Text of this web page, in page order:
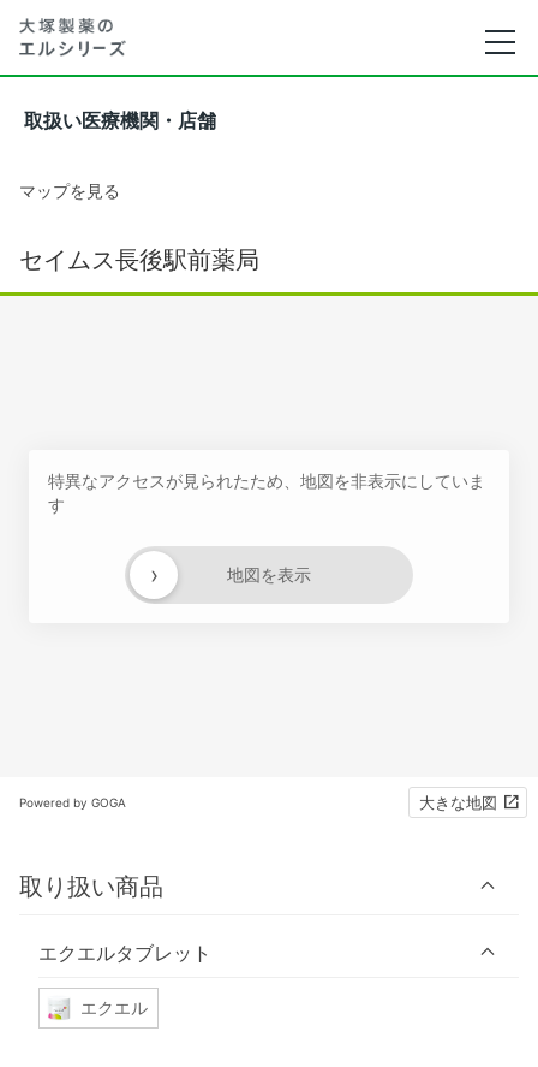
取扱い医療機関・店舗
マップを見る
セイムス長後駅前薬局
特異なアクセスが見られたため、地図を非表示にしていま
す
地図を表示
›
Powered by GOGA 大きな地図
取り扱い商品
エクエルタブレット
エクエル